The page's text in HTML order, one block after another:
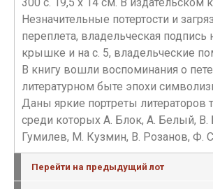
Незначительные потертости и
переплета, владельческая подпись
крышке и на с. 5, владельческие
В книгу вошли воспоминания о
литературном быте эпохи
Даны яркие портреты литераторов
среди которых А. Блок, А. Белый,
Гумилев, М. Кузмин, В. Розанов, Ф.
Перейти на предыдущий лот